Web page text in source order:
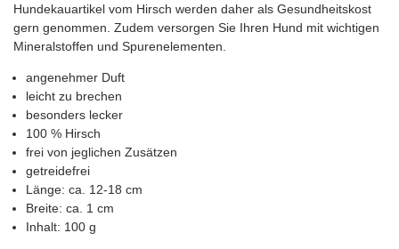
Hundekauartikel vom Hirsch werden daher als Gesundheitskost
gern genommen. Zudem versorgen Sie Ihren Hund mit wichtigen
Mineralstoffen und Spurenelementen.
angenehmer Duft
leicht zu brechen
besonders lecker
100 % Hirsch
frei von jeglichen Zusätzen
getreidefrei
Länge: ca. 12-18 cm
Breite: ca. 1 cm
Inhalt: 100 g